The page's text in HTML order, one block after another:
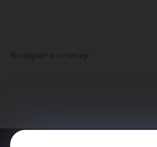
Возврат к списку